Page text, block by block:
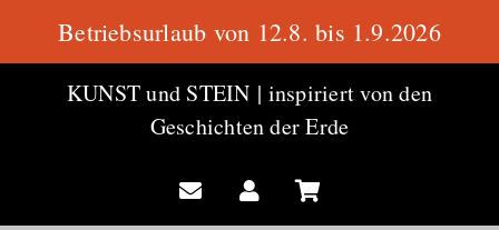
KUNST und STEIN | inspiriert von den
Geschichten der Erde
Betriebsurlaub von 12.8. bis 1.9.2026